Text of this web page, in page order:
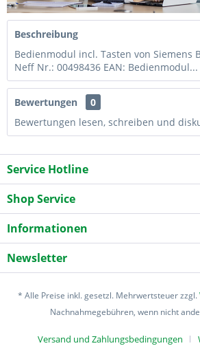
Beschreibung
Bedienmodul incl. Tasten von Siemens
Neff Nr.: 00498436 EAN: Bedienmodul...
Bewertungen
0
Bewertungen lesen, schreiben und
Service Hotline
Shop Service
Informationen
Newsletter
* Alle Preise inkl. gesetzl. Mehrwertsteuer zzgl.
Nachnahmegebühren, wenn nicht
Versand und Zahlungsbedingungen